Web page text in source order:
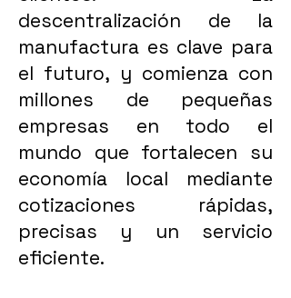
descentralización de la
manufactura es clave para
el futuro, y comienza con
millones de pequeñas
empresas en todo el
mundo que fortalecen su
economía local mediante
cotizaciones rápidas,
precisas y un servicio
eficiente.